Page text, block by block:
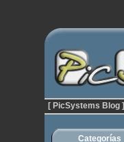
[ PicSystems Blog ]
Categorías